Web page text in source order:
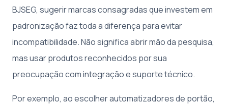
BJSEG, sugerir marcas consagradas que investem em
padronização faz toda a diferença para evitar
incompatibilidade. Não significa abrir mão da pesquisa,
mas usar produtos reconhecidos por sua
preocupação com integração e suporte técnico.
Por exemplo, ao escolher automatizadores de portão,